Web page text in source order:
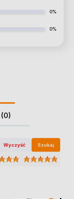
0%
0%
Wyczyść Szukaj